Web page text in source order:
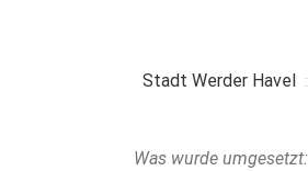
Stadt Werder Havel
Was wurde umgesetzt: